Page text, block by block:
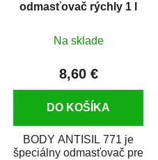
odmasťovač rýchly 1 l
Na sklade
8,60 €
DO KOŠÍKA
BODY ANTISIL 771 je
špeciálny odmasťovač pre